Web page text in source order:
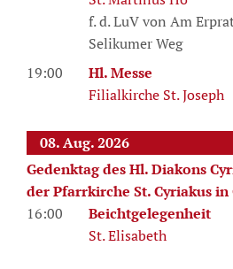
f. d. LuV von Am
Selikumer Weg
19:00
Hl. Messe
Filialkirche St. Joseph
08. Aug. 2026
Gedenktag des Hl. Diakons
der Pfarrkirche St. Cyriakus
16:00
Beichtgelegenheit
St. Elisabeth